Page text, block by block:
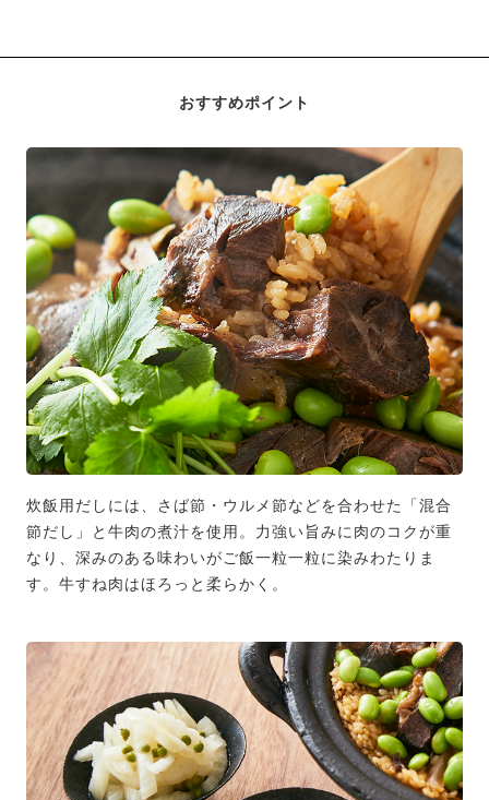
おすすめポイント
炊飯用だしには、さば節・ウルメ節などを合わせた「混合
節だし」と牛肉の煮汁を使用。力強い旨みに肉のコクが重
なり、深みのある味わいがご飯一粒一粒に染みわたりま
す。牛すね肉はほろっと柔らかく。